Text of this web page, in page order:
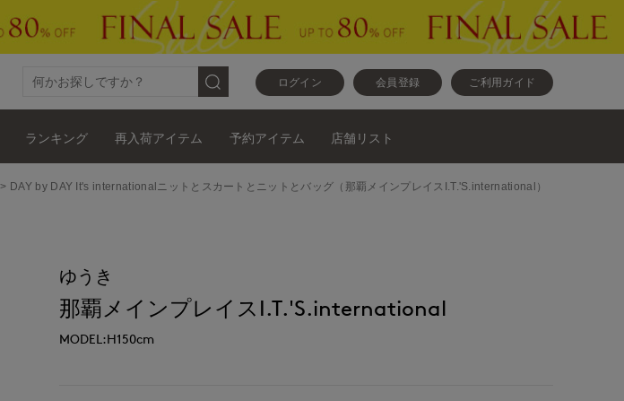
ログイン 会員登録 ご利用ガイド
ランキング 再入荷アイテム 予約アイテム 店舗リスト
DAY by DAY It's internationalニットとスカートとニットとバッグ（那覇メインプレイスI.T.'S.international）
ゆうき
那覇メインプレイスI.T.'S.international
MODEL:H150cm